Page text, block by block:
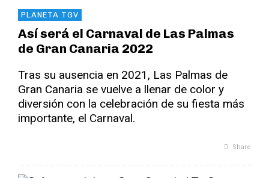
PLANETA TGV
Así será el Carnaval de Las Palmas
de Gran Canaria 2022
Tras su ausencia en 2021, Las Palmas de
Gran Canaria se vuelve a llenar de color y
diversión con la celebración de su fiesta más
importante, el Carnaval.
Share